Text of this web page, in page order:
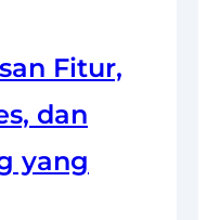
Fitur,
dan
yang